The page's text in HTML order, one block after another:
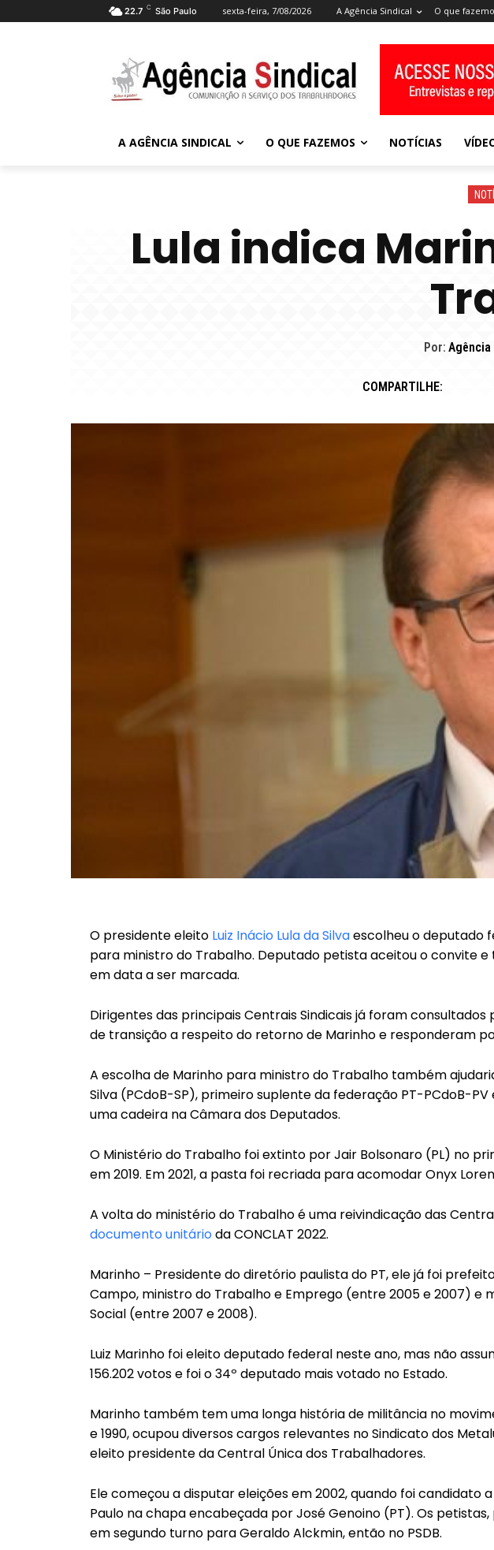
22.7 C São Paulo sexta-feira, 7/08/2026 A Agência Sindical O que
A AGÊNCIA SINDICAL O QUE FAZEMOS NOTÍCIAS
Lula indica
Por: Agência
COMPARTILHE:
O presidente eleito Luiz Inácio Lula da Silvaescolheu o deputado
para ministro do Trabalho. Deputado petista aceitou o convite e
em data a ser marcada.
Dirigentes das principais Centrais Sindicais já foram
de transição a respeito do retorno de Marinho e responderam
A escolha de Marinho para ministro do Trabalho também
Silva (PCdoB-SP), primeiro suplente da federação PT-PCdoB-PV
uma cadeira na Câmara dos Deputados.
O Ministério do Trabalho foi extinto por Jair Bolsonaro (PL) no
em 2019. Em 2021, a pasta foi recriada para acomodar Onyx
A volta do ministério do Trabalho é uma reivindicação das
documento unitárioda CONCLAT 2022.
Marinho – Presidente do diretório paulista do PT, ele já foi
Campo, ministro do Trabalho e Emprego (entre 2005 e 2007) e
Social (entre 2007 e 2008).
Luiz Marinho foi eleito deputado federal neste ano, mas não
156.202 votos e foi o 34º deputado mais votado no Estado.
Marinho também tem uma longa história de militância no
e 1990, ocupou diversos cargos relevantes no Sindicato dos
eleito presidente da Central Única dos Trabalhadores.
Ele começou a disputar eleições em 2002, quando foi candidato
Paulo na chapa encabeçada por José Genoino (PT). Os
em segundo turno para Geraldo Alckmin, então no PSDB.